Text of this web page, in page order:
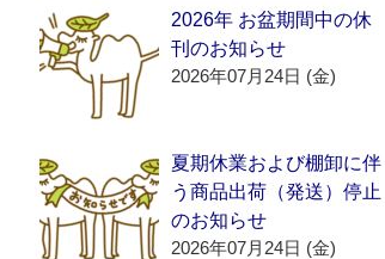
2026年 お盆期間中の休
刊のお知らせ
2026年07月24日 (金)
夏期休業および棚卸に伴
う商品出荷（発送）停止
のお知らせ
2026年07月24日 (金)